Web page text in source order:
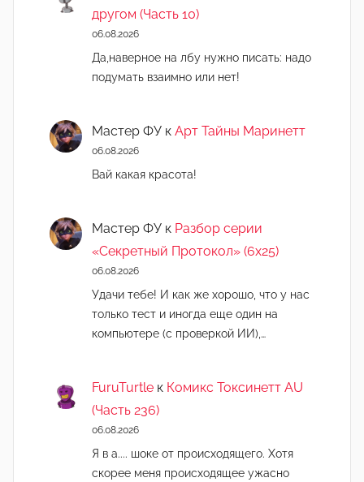
другом (Часть 10)
06.08.2026
Да,наверное на лбу нужно писать: надо
подумать взаимно или нет!
Мастер ФУ к Арт Тайны Маринетт
06.08.2026
Вай какая красота!
Мастер ФУ к Разбор серии
«Секретный Протокол» (6х25)
06.08.2026
Удачи тебе! И как же хорошо, что у нас
только тест и иногда еще один на
компьютере (с проверкой ИИ),…
FuruTurtle к Комикс Токсинетт AU
(Часть 236)
06.08.2026
Я в а.... шоке от происходящего. Хотя
скорее меня происходящее ужасно